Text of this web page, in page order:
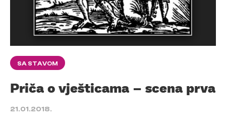
SA STAVOM
Priča o vješticama – scena prva
21.01.2018.